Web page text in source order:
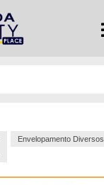
Envelopamento Diversos